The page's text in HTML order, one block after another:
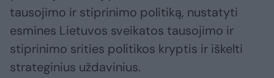
tausojimo ir stiprinimo politiką, nustatyti
esmines Lietuvos sveikatos tausojimo ir
stiprinimo srities politikos kryptis ir iškelti
strateginius uždavinius.